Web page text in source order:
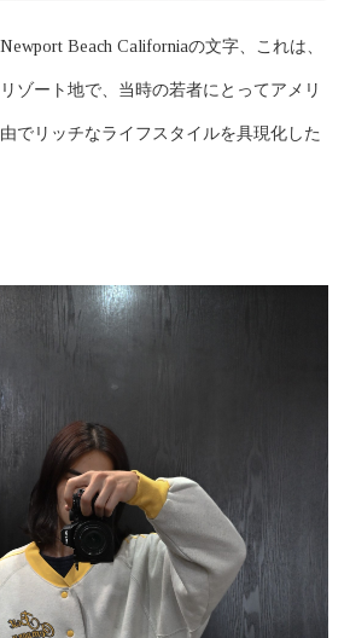
Beach Californiaの文字、これは、
ゾート地で、当時の若者にとってアメリ
でリッチなライフスタイルを具現化した